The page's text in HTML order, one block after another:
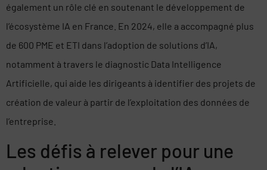
également un rôle clé en soutenant le développement de
l’écosystème IA en France. En 2024, elle a accompagné plus
de 600 PME et ETI dans l’adoption de solutions d’IA,
notamment à travers le diagnostic Data Intelligence
Artificielle, qui aide les dirigeants à identifier des projets de
création de valeur à partir de l’exploitation des données de
l’entreprise.
Les défis à relever pour une